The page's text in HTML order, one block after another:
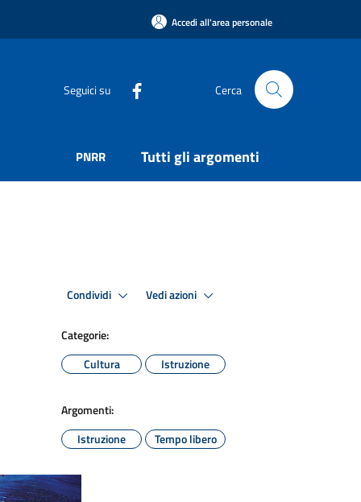
Accedi all'area personale
Seguici su Cerca
PNRR Tutti gli argomenti
Condividi Vedi azioni
Categorie:
Cultura
Istruzione
Argomenti:
Istruzione
Tempo libero